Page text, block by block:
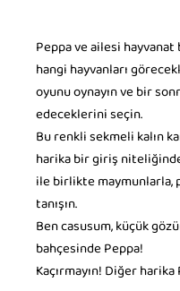
Peppa ve ailesi
hangi hayvanları
oyunu oynayın ve bir
edeceklerini seçin.
Bu renkli sekmeli kalın
harika bir giriş
ile birlikte maymunlarla,
tanışın.
Ben casusum, küçük
bahçesinde Peppa!
Kaçırmayın! Diğer